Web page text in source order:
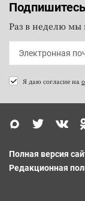
Раз в неделю мы
Я даю согласие на
Полная версия
Редакционная